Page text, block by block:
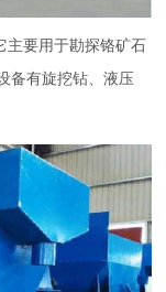
主要用于勘探铬矿石
备有旋挖钻、液压